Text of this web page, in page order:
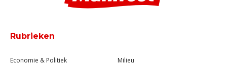
Rubrieken
Economie & Politiek
Milieu